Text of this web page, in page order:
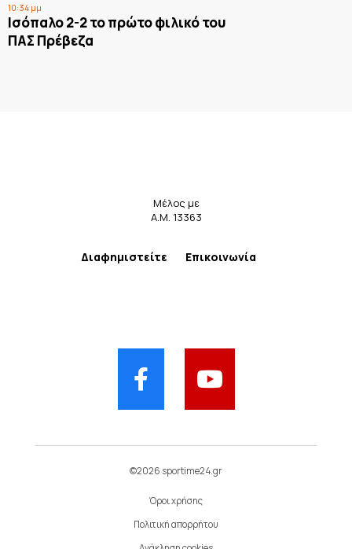
10:34 μμ
Ισόπαλο 2-2 το πρώτο φιλικό του
ΠΑΣ Πρέβεζα
Μέλος με
Α.Μ. 13363
Διαφημιστείτε Επικοινωνία
©2026 sportime24.gr
Όροι χρήσης
Πολιτική απορρήτου